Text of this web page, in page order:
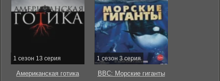
1 сезон 13 серия
Американская готика
1 сезон 3 серия
BBC: Морские гиганты